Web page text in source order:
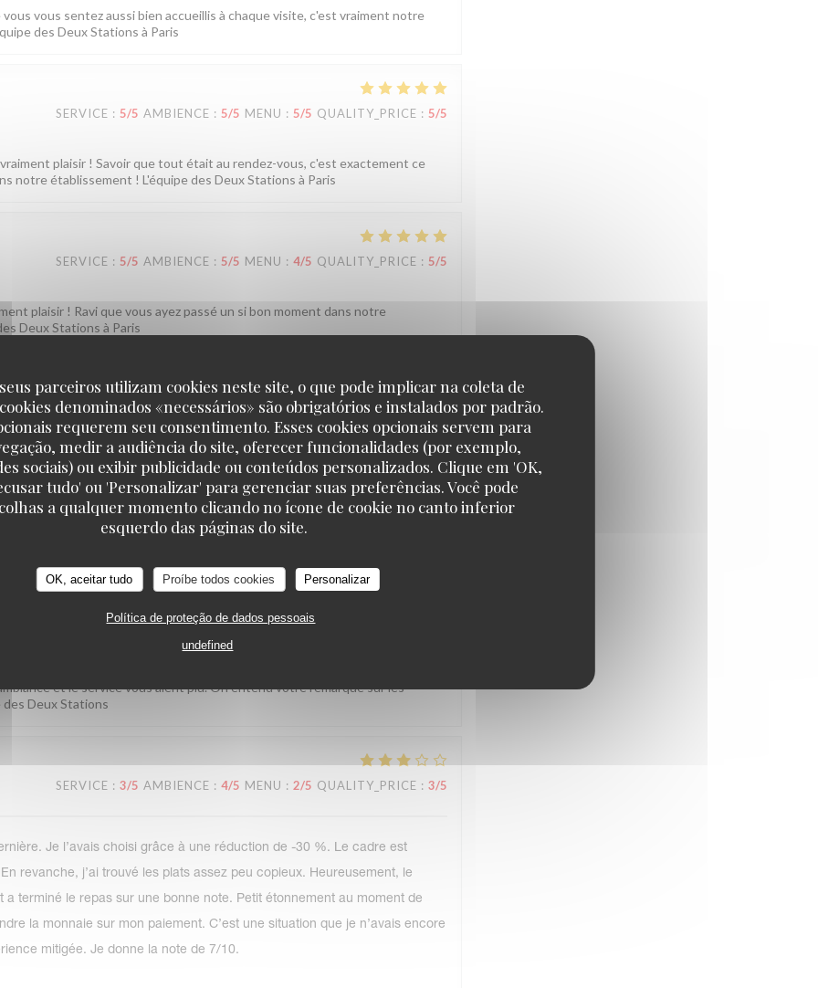
parceiros utilizam cookies neste site, o que pode implicar na coleta de
denominados «necessários» são obrigatórios e instalados por padrão.
requerem seu consentimento. Esses cookies opcionais servem para
medir a audiência do site, oferecer funcionalidades (por exemplo,
sociais) ou exibir publicidade ou conteúdos personalizados. Clique em 'OK,
tudo' ou 'Personalizar' para gerenciar suas preferências. Você pode
a qualquer momento clicando no ícone de cookie no canto inferior
esquerdo das páginas do site.
OK, aceitar tudo Proíbe todos cookies Personalizar
Política de proteção de dados pessoais
undefined
vous sentez aussi bien accueillis à chaque visite, c'est vraiment notre
des Deux Stations à Paris
SERVICE : 5/5 AMBIENCE : 5/5 MENU : 5/5 QUALITY_PRICE : 5/5
plaisir ! Savoir que tout était au rendez-vous, c'est exactement ce
notre établissement ! L'équipe des Deux Stations à Paris
SERVICE : 5/5 AMBIENCE : 5/5 MENU : 4/5 QUALITY_PRICE : 5/5
plaisir ! Ravi que vous ayez passé un si bon moment dans notre
Deux Stations à Paris
SERVICE: 4/5 AMBIENCE: 4/5 MENU : 3/5 QUALITY_PRICE: 3/5
désolés que le plat du jour ne vous ait pas convaincu, c'est un point que
et le service vous aient plu. Nous espérons vous revoir bientôt pour
SERVICE : 5 AMBIENCE : MENU : 3 /5 QUALITY_PRICE
bonne
et le service vous aient plu. On entend votre remarque sur les
Deux Stations
SERVICE : 3/5 AMBIENCE : 4/5 MENU : 2/5 QUALITY_PRICE : 3/5
Je l’avais choisi grâce à une réduction de -30 %. Le cadre est
revanche, j’ai trouvé les plats assez peu copieux. Heureusement, le
terminé le repas sur une bonne note. Petit étonnement au moment de
la monnaie sur mon paiement. C’est une situation que je n’avais encore
mitigée. Je donne la note de 7/10.